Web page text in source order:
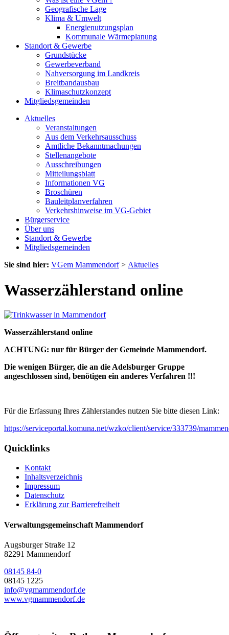
Geografische Lage
Klima & Umwelt
Energienutzungsplan
Kommunale Wärmeplanung
Standort & Gewerbe
Grundstücke
Gewerbeverband
Nahversorgung im Landkreis
Breitbandausbau
Klimaschutzkonzept
Mitgliedsgemeinden
Aktuelles
Veranstaltungen
Aus dem Verkehrsausschuss
Amtliche Bekanntmachungen
Stellenangebote
Ausschreibungen
Mitteilungsblatt
Informationen VG
Broschüren
Bauleitplanverfahren
Verkehrshinweise im VG-Gebiet
Bürgerservice
Über uns
Standort & Gewerbe
Mitgliedsgemeinden
Sie sind hier: VGem Mammendorf> Aktuelles
Wasserzählerstand online
Wasserzählerstand online
ACHTUNG: nur für Bürger der Gemeinde Mammendorf.
Die wenigen Bürger, die an die Adelsburger Gruppe
angeschlossen sind, benötigen ein anderes Verfahren !!!
Für die Erfassung Ihres Zählerstandes nutzen Sie bitte diesen Link:
https://serviceportal.komuna.net/wzko/client/service/333739/
Quicklinks
Kontakt
Inhaltsverzeichnis
Impressum
Datenschutz
Erklärung zur Barrierefreiheit
Verwaltungsgemeinschaft Mammendorf
Augsburger Straße 12
82291 Mammendorf
08145 84-0
08145 1225
info@vgmammendorf.de
www.vgmammendorf.de